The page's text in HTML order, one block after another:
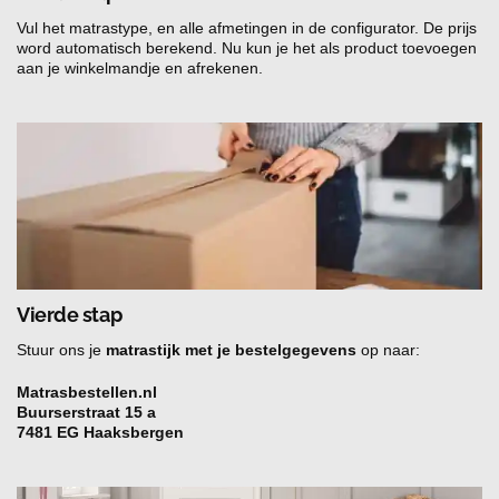
Vul het matrastype, en alle afmetingen in de configurator. De prijs
word automatisch berekend. Nu kun je het als product toevoegen
aan je winkelmandje en afrekenen.
Vierde stap
Stuur ons je matrastijk met je bestelgegevens op naar:
Matrasbestellen.nl
Buurserstraat 15 a
7481 EG Haaksbergen